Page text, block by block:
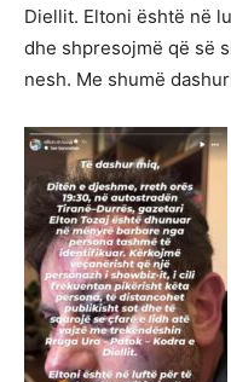
Diellit. Eltoni është në
dhe shpresojmë që së
nesh. Me shumë